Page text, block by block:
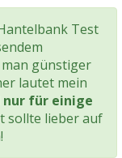
Test
günstiger
lautet mein
für einige
sollte lieber auf